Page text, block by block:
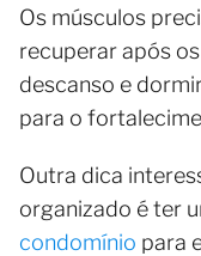
Os músculos
recuperar após
descanso e
para o
Outra dica
organizado é ter
condomínio para